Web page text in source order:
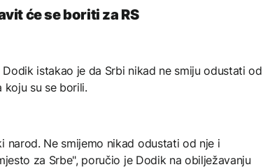
će se boriti za RS
istakao je da Srbi nikad ne smiju odustati od
koju su se borili.
narod. Ne smijemo nikad odustati od nje i
za Srbe", poručio je Dodik na obilježavanju